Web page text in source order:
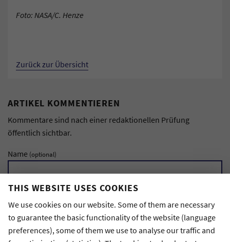
THIS WEBSITE USES COOKIES
We use cookies on our website. Some of them are necessary
to guarantee the basic functionality of the website (language
preferences), some of them we use to analyse our traffic and
Foto: NASA/C. Henze
Zurück zur Übersicht
ARTIKEL KOMMENTIEREN
Kommentare sind nach einer redaktionellen Prüfung
öffentlich sichtbar.
Name (optional)
Kommentar